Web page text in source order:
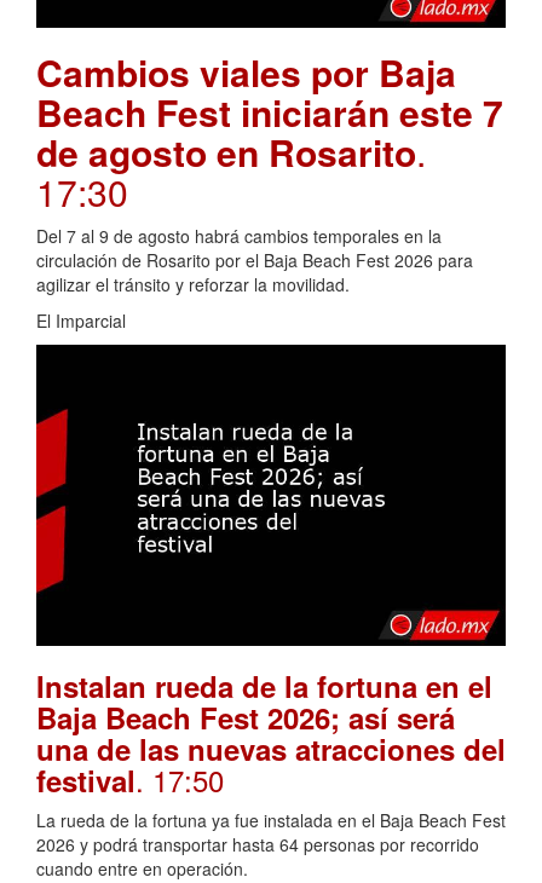
Cambios viales por Baja
Beach Fest iniciarán este 7
de agosto en Rosarito.
17:30
Del 7 al 9 de agosto habrá cambios temporales en la
circulación de Rosarito por el Baja Beach Fest 2026 para
agilizar el tránsito y reforzar la movilidad.
El Imparcial
Instalan rueda de la fortuna en el
Baja Beach Fest 2026; así será
una de las nuevas atracciones del
festival. 17:50
La rueda de la fortuna ya fue instalada en el Baja Beach Fest
2026 y podrá transportar hasta 64 personas por recorrido
cuando entre en operación.